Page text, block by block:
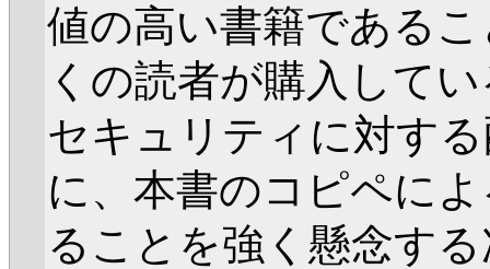
値の高い書籍である
くの読者が購入して
セキュリティに対す
に、本書のコピペに
ることを強く懸念す